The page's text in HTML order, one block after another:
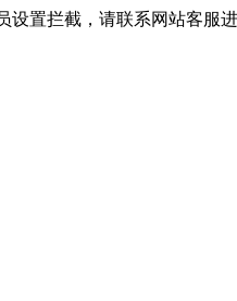
置拦截，请联系网站客服进